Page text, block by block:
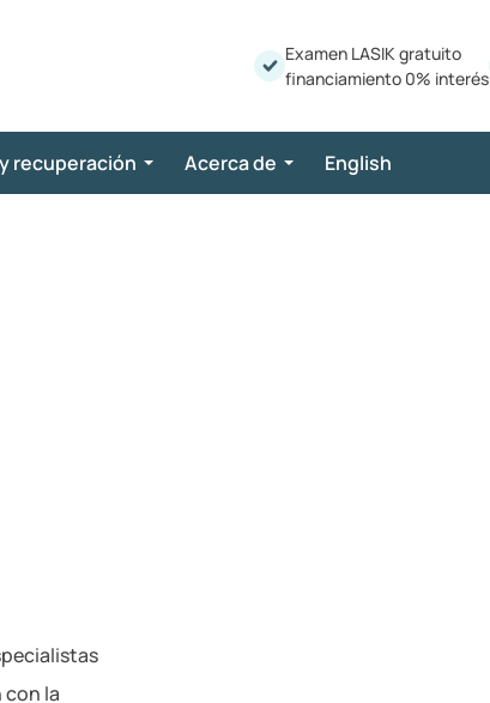
Examen LASIK gratuito
financiamiento 0% interés
recuperación Acerca de English
la